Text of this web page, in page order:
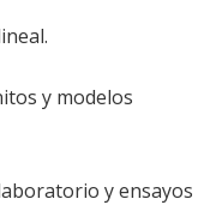
y modelos
y ensayos